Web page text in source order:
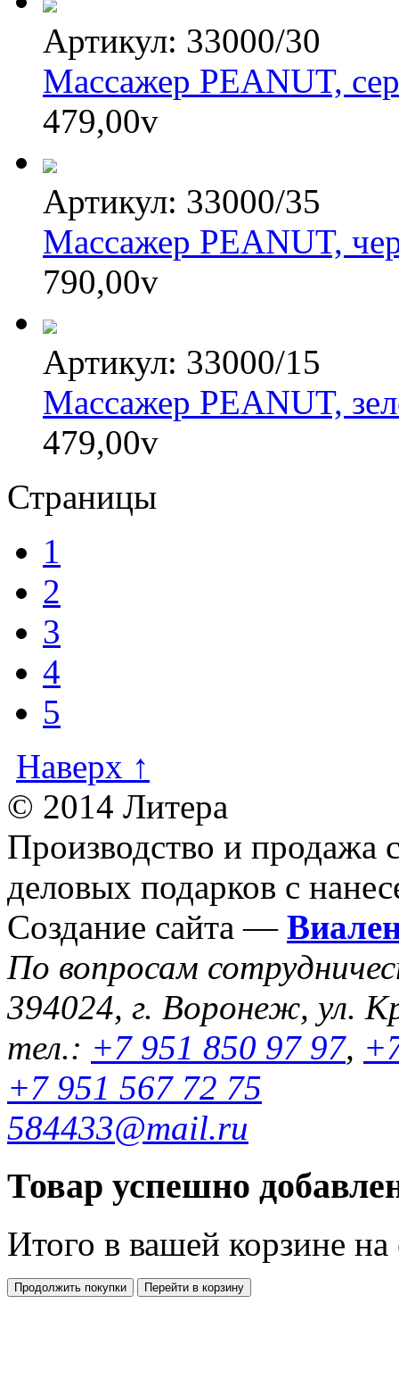
Артикул: 33000/30
Массажер PEANUT,
479,00v
Артикул: 33000/35
Массажер PEANUT,
790,00v
Артикул: 33000/15
Массажер PEANUT,
479,00v
Страницы
1
2
3
4
5
Наверх ↑
© 2014 Литера
Производство и продажа
деловых подарков с
Создание сайта —
По вопросам
394024, г. Воронеж, ул.
тел.: +7 951 850 97 97,
+7 951 567 72 75
584433@mail.ru
Товар успешно
Итого в вашей корзине
Продолжить покупки Перейти в корзину